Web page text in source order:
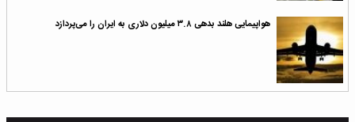
هواپیمایی هلند بدهی ۳.۸ میلیون دلاری به ایران را می‌پردازد